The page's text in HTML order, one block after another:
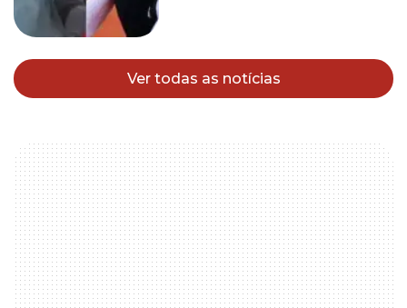
Ver todas as notícias